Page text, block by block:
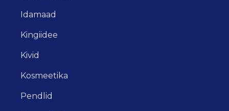
Idamaad
Kingiidee
Kivid
Kosmeetika
Pendlid